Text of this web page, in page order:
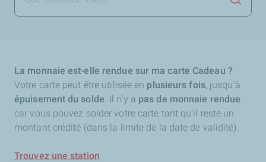
La monnaie est-elle rendue sur ma carte Cadeau ?
Votre carte peut être utilisée en plusieurs fois, jusqu'à
épuisement du solde. Il n'y a pas de monnaie rendue
car vous pouvez solder votre carte tant qu'il reste un
montant crédité (dans la limite de la date de validité).
Trouvez une station